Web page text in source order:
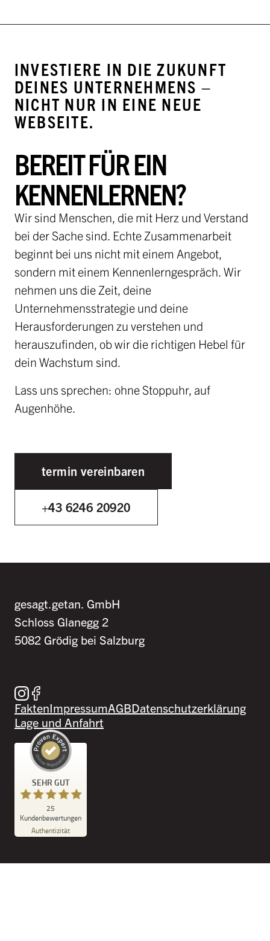
INVESTIERE IN DIE ZUKUNFT
DEINES UNTERNEHMENS –
NICHT NUR IN EINE NEUE
WEBSEITE.
BEREIT FÜR EIN
KENNENLERNEN?
Wir sind Menschen, die mit Herz und Verstand
bei der Sache sind. Echte Zusammenarbeit
beginnt bei uns nicht mit einem Angebot,
sondern mit einem Kennenlerngespräch. Wir
nehmen uns die Zeit, deine
Unternehmensstrategie und deine
Herausforderungen zu verstehen und
herauszufinden, ob wir die richtigen Hebel für
dein Wachstum sind.
Lass uns sprechen: ohne Stoppuhr, auf
Augenhöhe.
termin vereinbaren
+43 6246 20920
gesagt.getan. GmbH
Schloss Glanegg 2
5082 Grödig bei Salzburg
Besuche uns auf Instagram
Besuche uns auf Facebook
FaktenImpressumAGBDatenschutzerklärung
Lage und Anfahrt